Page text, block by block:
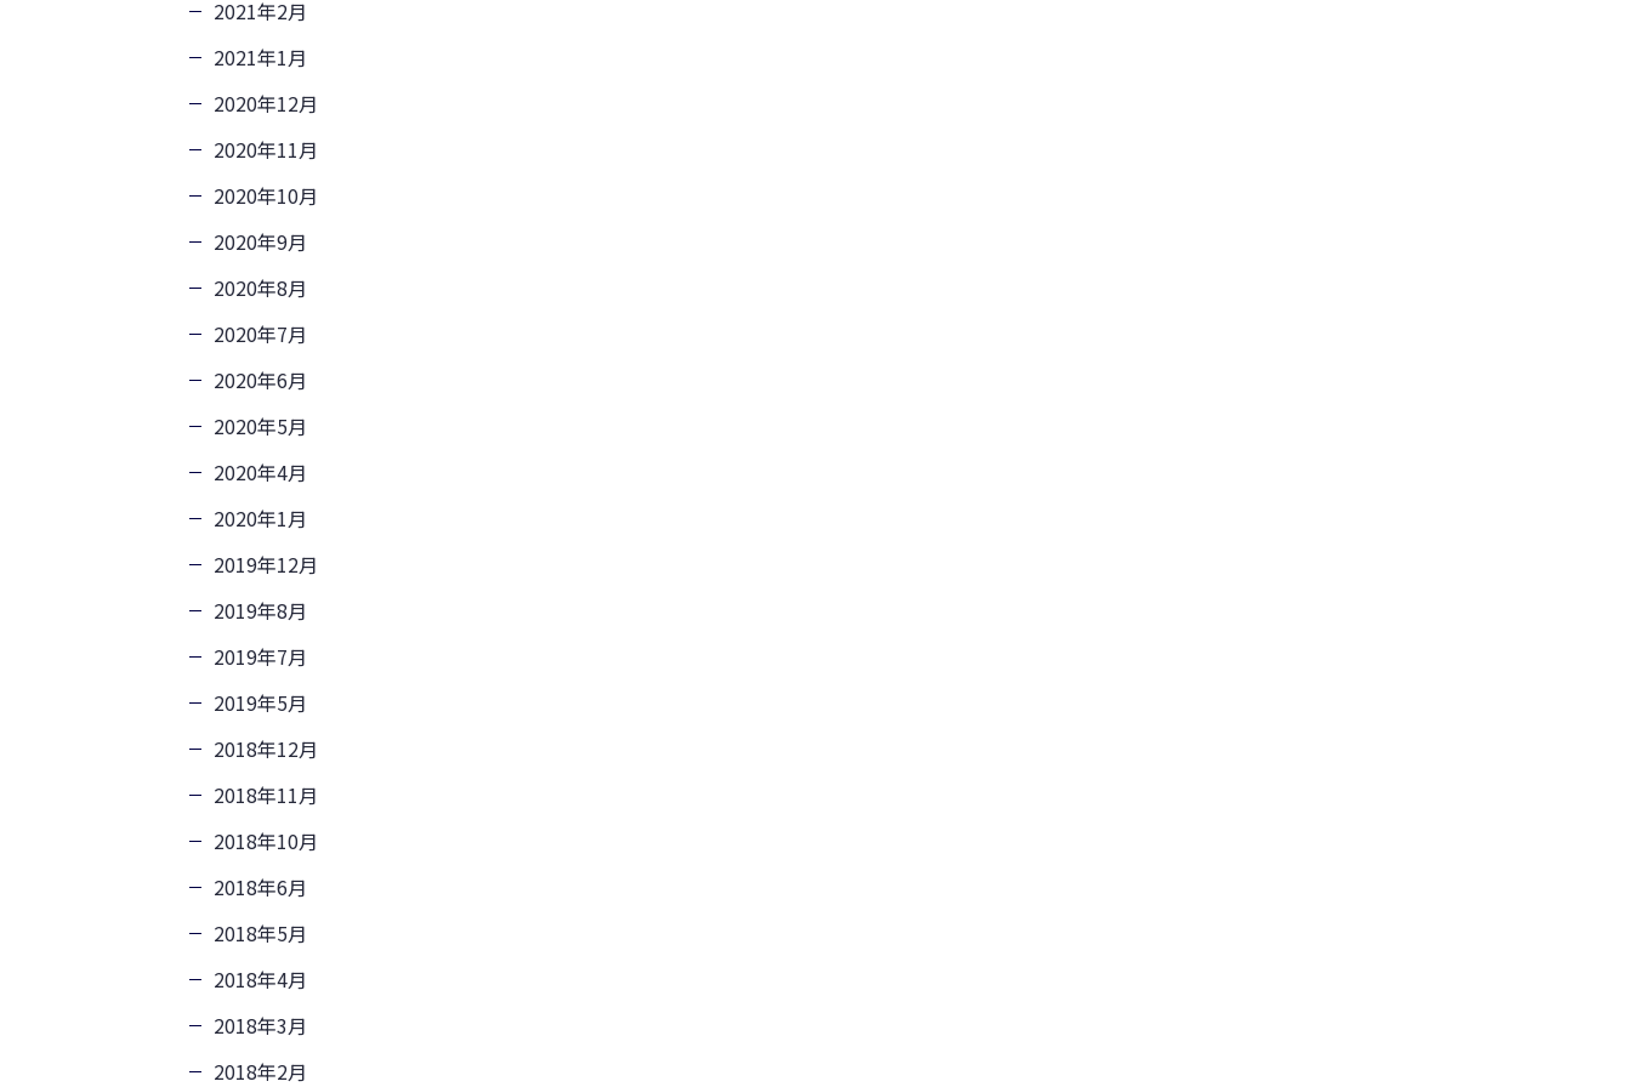
2021年2月
2021年1月
2020年12月
2020年11月
2020年10月
2020年9月
2020年8月
2020年7月
2020年6月
2020年5月
2020年4月
2020年1月
2019年12月
2019年8月
2019年7月
2019年5月
2018年12月
2018年11月
2018年10月
2018年6月
2018年5月
2018年4月
2018年3月
2018年2月